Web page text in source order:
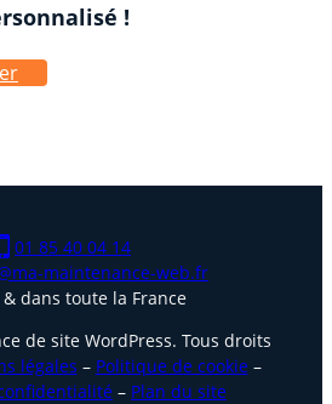
!
01 85 40 04 14
maintenance-web.fr
& dans toute la France
de site WordPress. Tous droits
légales – Politique de cookie –
– Plan du site